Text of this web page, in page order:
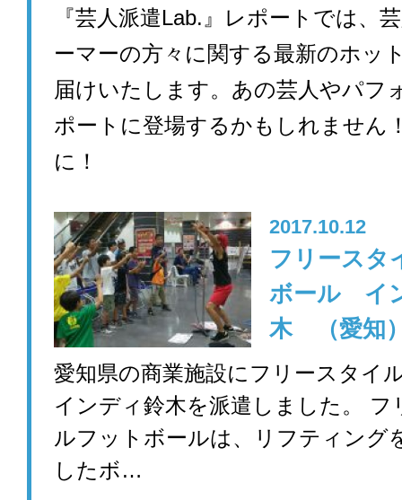
『芸人派遣Lab.』レポートでは、
ーマーの方々に関する最新のホッ
届けいたします。あの芸人やパフ
ポートに登場するかもしれません
に！
2017.10.12
フリースタ
ボール イ
木 （愛知
愛知県の商業施設にフリースタイ
インディ鈴木を派遣しました。 フ
ルフットボールは、リフティング
したボ…